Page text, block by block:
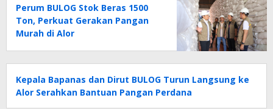
Perum BULOG Stok Beras 1500
Ton, Perkuat Gerakan Pangan
Murah di Alor
Kepala Bapanas dan Dirut BULOG Turun Langsung ke
Alor Serahkan Bantuan Pangan Perdana